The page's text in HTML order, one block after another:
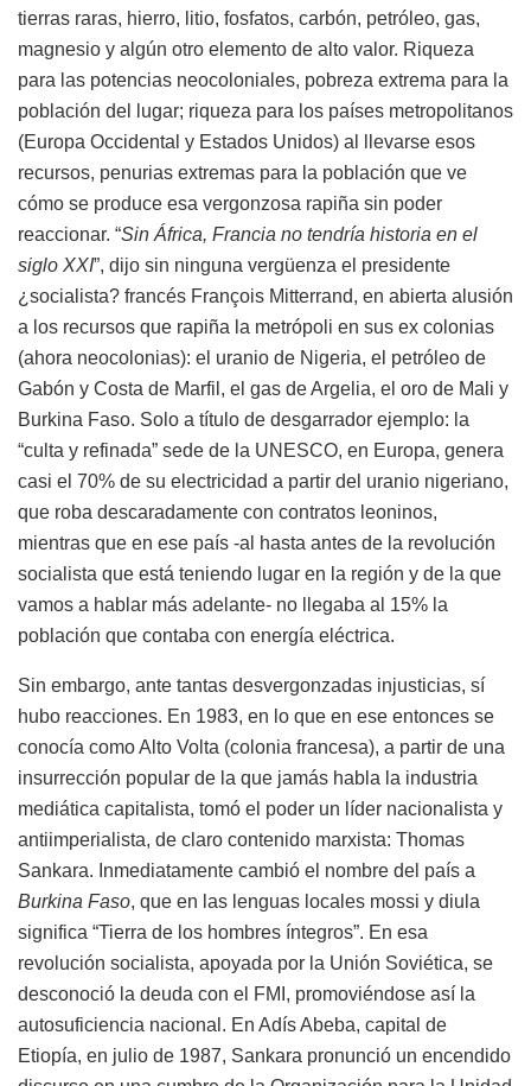
tierras raras, hierro, litio, fosfatos, carbón, petróleo, gas,
magnesio y algún otro elemento de alto valor. Riqueza
para las potencias neocoloniales, pobreza extrema para la
población del lugar; riqueza para los países metropolitanos
(Europa Occidental y Estados Unidos) al llevarse esos
recursos, penurias extremas para la población que ve
cómo se produce esa vergonzosa rapiña sin poder
reaccionar. “Sin África, Francia no tendría historia en el
siglo XXI”, dijo sin ninguna vergüenza el presidente
¿socialista? francés François Mitterrand, en abierta alusión
a los recursos que rapiña la metrópoli en sus ex colonias
(ahora neocolonias): el uranio de Nigeria, el petróleo de
Gabón y Costa de Marfil, el gas de Argelia, el oro de Mali y
Burkina Faso. Solo a título de desgarrador ejemplo: la
“culta y refinada” sede de la UNESCO, en Europa, genera
casi el 70% de su electricidad a partir del uranio nigeriano,
que roba descaradamente con contratos leoninos,
mientras que en ese país -al hasta antes de la revolución
socialista que está teniendo lugar en la región y de la que
vamos a hablar más adelante- no llegaba al 15% la
población que contaba con energía eléctrica.
Sin embargo, ante tantas desvergonzadas injusticias, sí
hubo reacciones. En 1983, en lo que en ese entonces se
conocía como Alto Volta (colonia francesa), a partir de una
insurrección popular de la que jamás habla la industria
mediática capitalista, tomó el poder un líder nacionalista y
antiimperialista, de claro contenido marxista: Thomas
Sankara. Inmediatamente cambió el nombre del país a
Burkina Faso, que en las lenguas locales mossi y diula
significa “Tierra de los hombres íntegros”. En esa
revolución socialista, apoyada por la Unión Soviética, se
desconoció la deuda con el FMI, promoviéndose así la
autosuficiencia nacional. En Adís Abeba, capital de
Etiopía, en julio de 1987, Sankara pronunció un encendido